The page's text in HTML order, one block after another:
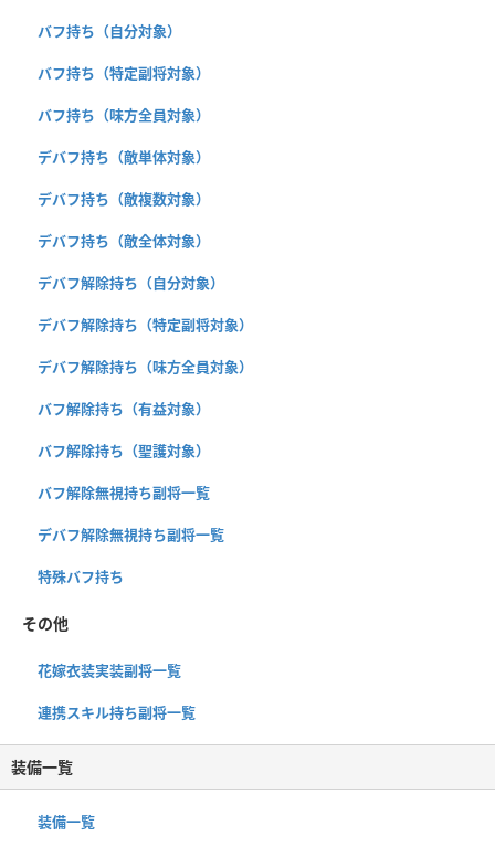
バフ持ち（自分対象）
バフ持ち（特定副将対象）
バフ持ち（味方全員対象）
デバフ持ち（敵単体対象）
デバフ持ち（敵複数対象）
デバフ持ち（敵全体対象）
デバフ解除持ち（自分対象）
デバフ解除持ち（特定副将対象）
デバフ解除持ち（味方全員対象）
バフ解除持ち（有益対象）
バフ解除持ち（聖護対象）
バフ解除無視持ち副将一覧
デバフ解除無視持ち副将一覧
特殊バフ持ち
その他
花嫁衣装実装副将一覧
連携スキル持ち副将一覧
装備一覧
装備一覧